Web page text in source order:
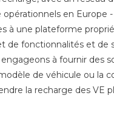
en Europe
à une plateforme
de fonctionnalités et de
à fournir des
de véhicule ou la
la recharge des VE